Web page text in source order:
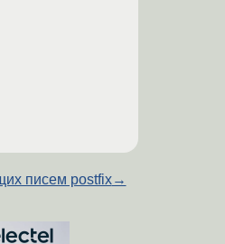
писем postfix→